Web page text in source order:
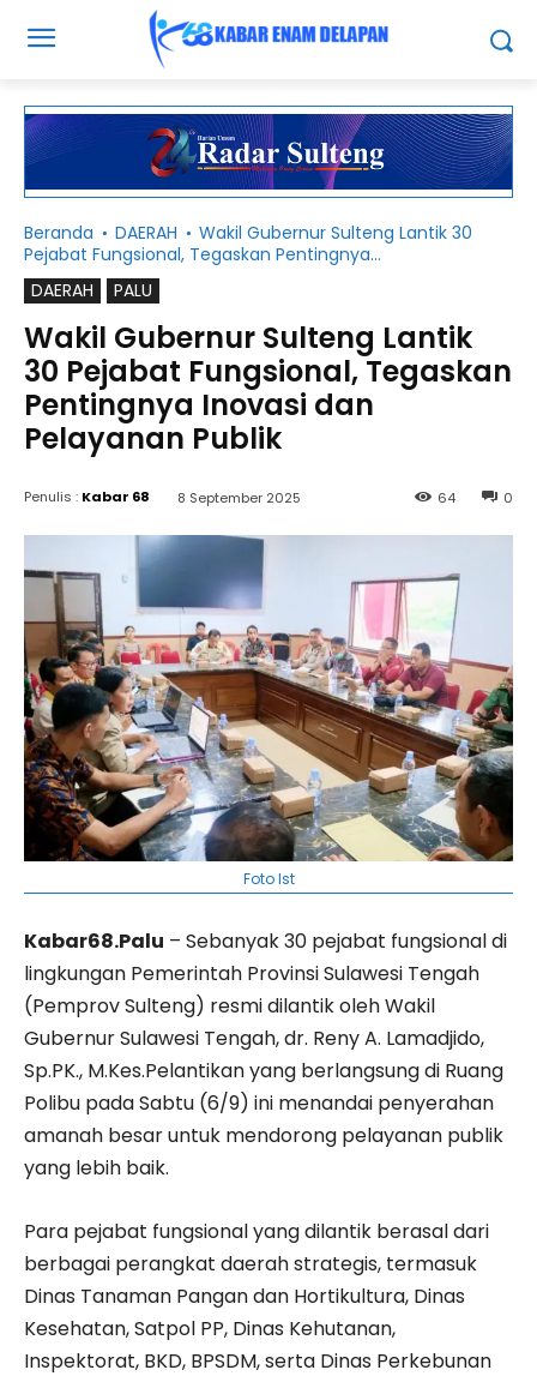
Beranda DAERAH
Wakil Gubernur Sulteng Lantik 30
Pejabat Fungsional, Tegaskan Pentingnya...
DAERAH
PALU
Wakil Gubernur Sulteng Lantik
30 Pejabat Fungsional, Tegaskan
Pentingnya Inovasi dan
Pelayanan Publik
Penulis : Kabar 68 8 September 2025 0
64
Foto Ist
Kabar68.Palu – Sebanyak 30 pejabat fungsional di
lingkungan Pemerintah Provinsi Sulawesi Tengah
(Pemprov Sulteng) resmi dilantik oleh Wakil
Gubernur Sulawesi Tengah, dr. Reny A. Lamadjido,
Sp.PK., M.Kes.Pelantikan yang berlangsung di Ruang
Polibu pada Sabtu (6/9) ini menandai penyerahan
amanah besar untuk mendorong pelayanan publik
yang lebih baik.
Para pejabat fungsional yang dilantik berasal dari
berbagai perangkat daerah strategis, termasuk
Dinas Tanaman Pangan dan Hortikultura, Dinas
Kesehatan, Satpol PP, Dinas Kehutanan,
Inspektorat, BKD, BPSDM, serta Dinas Perkebunan